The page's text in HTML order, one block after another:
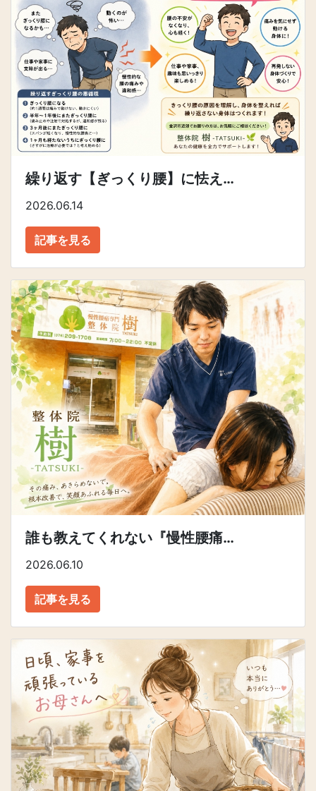
繰り返す【ぎっくり腰】に怯え…
2026.06.14
記事を見る
誰も教えてくれない『慢性腰痛…
2026.06.10
記事を見る